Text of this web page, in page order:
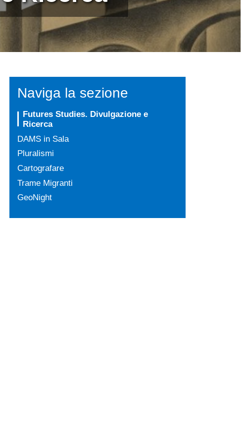
Naviga la sezione
Futures Studies. Divulgazione e
Ricerca
DAMS in Sala
Pluralismi
Cartografare
Trame Migranti
GeoNight